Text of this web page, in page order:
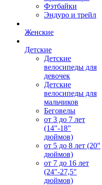
Фэтбайки
Эндуро и трейл
Женские
Детские
Детские
велосипеды для
девочек
Детские
велосипеды для
мальчиков
Беговелы
от 3 до 7 лет
(14"-18"
дюймов)
от 5 до 8 лет (20"
дюймов)
от 7 до 16 лет
(24"-27,5"
дюймов)